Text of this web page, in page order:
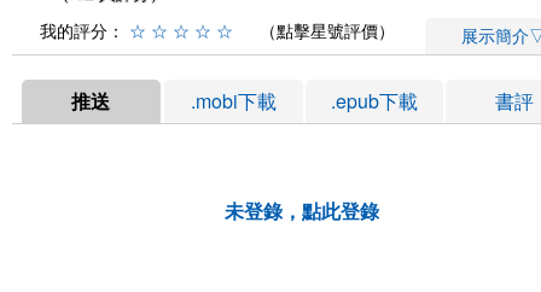
我的評分： ☆ ☆ ☆ ☆ ☆ （點擊星號評價） 展示簡介
推送 .mobi下載 .epub下載 書評
未登錄，點此登錄